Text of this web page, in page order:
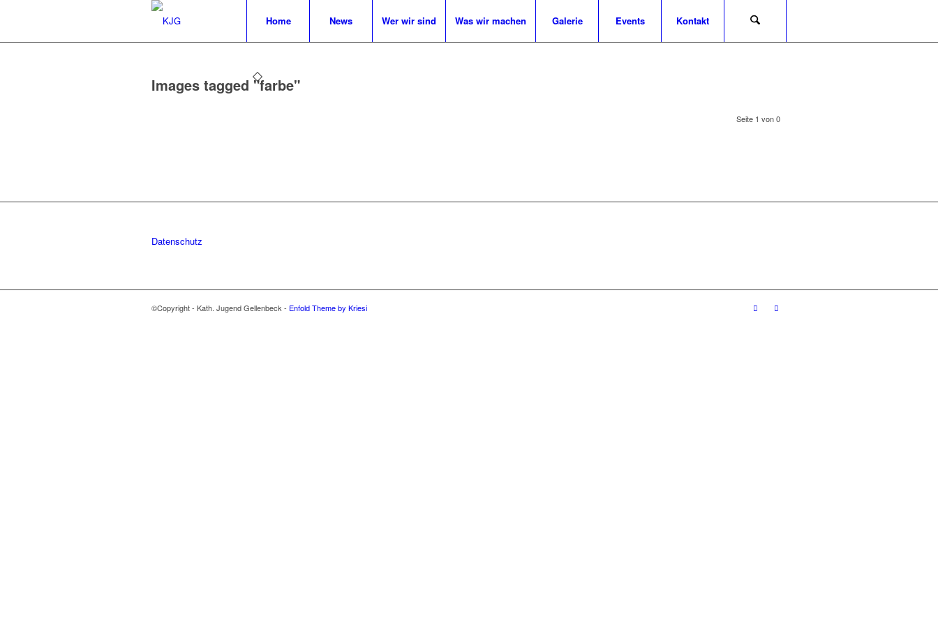
Home News Wer wir sind Was wir machen Galerie Events Kontakt
Images tagged "farbe"
Seite 1 von 0
Datenschutz
©Copyright - Kath. Jugend Gellenbeck - Enfold Theme by Kriesi